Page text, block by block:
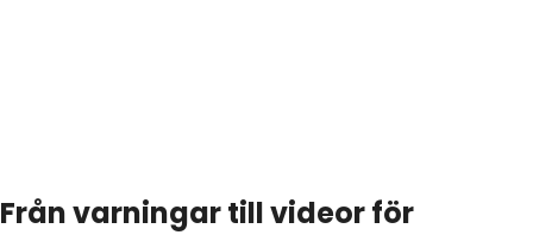
Från varningar till videor för